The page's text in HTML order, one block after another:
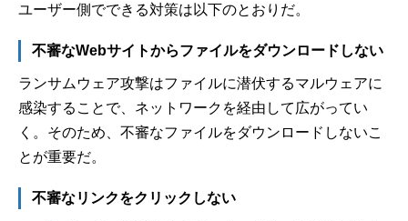
ユーザー側でできる対策は以下のとおりだ。
不審なWebサイトからファイルをダウンロードしない
ランサムウェア攻撃はファイルに潜伏するマルウェアに
感染することで、ネットワークを経由して広がってい
く。そのため、不審なファイルをダウンロードしないこ
とが重要だ。
不審なリンクをクリックしない